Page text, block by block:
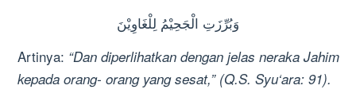
وَبُرِّزَتِ الْجَحِيْمُ لِلْغَاوِيْنَ
Artinya: “Dan diperlihatkan dengan jelas neraka Jahim
kepada orang- orang yang sesat,” (Q.S. Syu‘ara: 91).